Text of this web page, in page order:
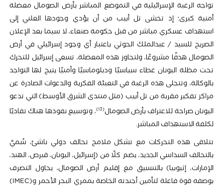
تواجه الرغبة الإسرائيلية في التموضع المباشر بأرض الصومال معضلة
أمنية كبرى؛ إذ تخشى تل أبيب من أن يؤدي وجودها العلني إلى
استهداف عسكري مباشر من قبل حكومة صنعاء، لا سيما بعد الإعلان
الصريح للسيد / عبدالملك الحوثي باعتبار أي وجود إسرائيلي في أرض
الصومال هدفًا مشروعًا، ولتجاوز هذه المعضلة، تسعى إسرائيل للتحرك
تحت مظلة اليونان غطاء سياسيًا ودبلوماسيًا وأمنيًا يتيح لها التواجد
بالوكالة، وتتجلى هذه الرغبة في التعبئة الفكرية والدعوات الصادرة عن
مراكز تفكير مقربة من تل أبيب (مثل منتدى الشرق الأوسط) التي تدعو
اليونان صراحة للاعتراف بأرض الصومال 13 ، وتوسيع نفوذها هناك تفاديًا
لكلفة الاستهداف المباشر.
تتلاقى هذه التحركات مع تشكل ملامح تحالف دولي ناشئ، سُميَّ
بالتحالف السداسي الجديد، يضم كلًا من (إسرائيل، اليونان، قبرص، الهند،
الإمارات، إثيوبيا) بالتنسيق مع إقليم أرض الصومال، يحاول التصرف
بوصفه قوة فاعلة لتأمين أجندته الخاصة بممري البحر الأحمر و(IMEC)